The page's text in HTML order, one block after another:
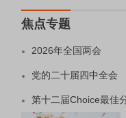
焦点专题
2026年全国两会
党的二十届四中全会
第十二届Choice最佳